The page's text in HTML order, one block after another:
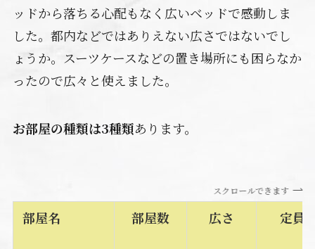
ッドから落ちる心配もなく広いベッドで感動しま
した。都内などではありえない広さではないでし
ょうか。スーツケースなどの置き場所にも困らなか
ったので広々と使えました。
お部屋の種類は3種類あります。
スクロールできます
部屋名 部屋数 広さ 定員